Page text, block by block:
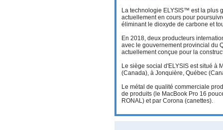
La technologie ELYSIS™ est la plus
actuellement en cours pour
éliminant le dioxyde de carbone et
En 2018, deux producteurs
avec le gouvernement provincial du
actuellement conçue pour la
Le siège social d'ELYSIS est situé à
(Canada), à Jonquière, Québec
Le métal de qualité commerciale
de produits (le MacBook Pro 16
RONAL) et par Corona (canettes).